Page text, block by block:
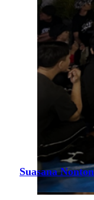
Suasana